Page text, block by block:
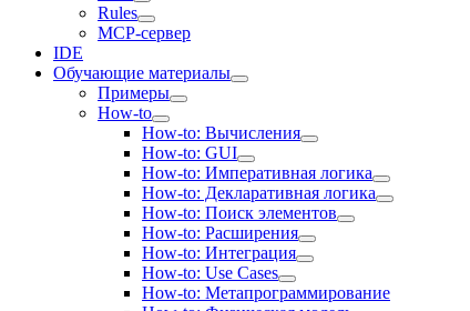
Rules
MCP-сервер
IDE
Обучающие материалы
Примеры
How-to
How-to: Вычисления
How-to: GUI
How-to: Императивная логика
How-to: Декларативная логика
How-to: Поиск элементов
How-to: Расширения
How-to: Интеграция
How-to: Use Cases
How-to: Метапрограммирование